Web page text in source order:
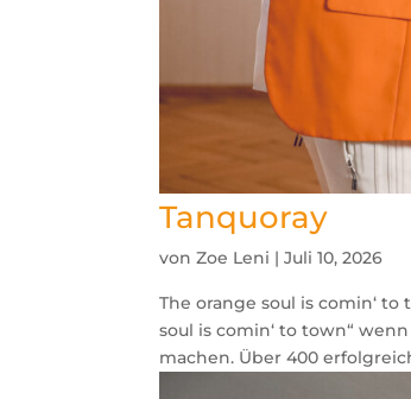
Tanquoray
vonZoe Leni |Juli 10, 2026
The orange soul is comin‘ to
soul is comin‘ to town“
machen. Über 400